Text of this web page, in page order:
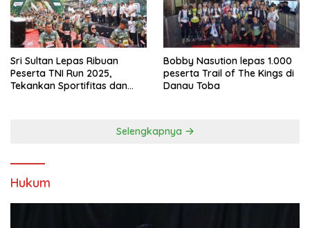
Sri Sultan Lepas Ribuan
Peserta TNI Run 2025,
Tekankan Sportifitas dan
Bobby Nasution lepas 1.000
peserta Trail of The Kings di
Danau Toba
Selengkapnya
Hukum